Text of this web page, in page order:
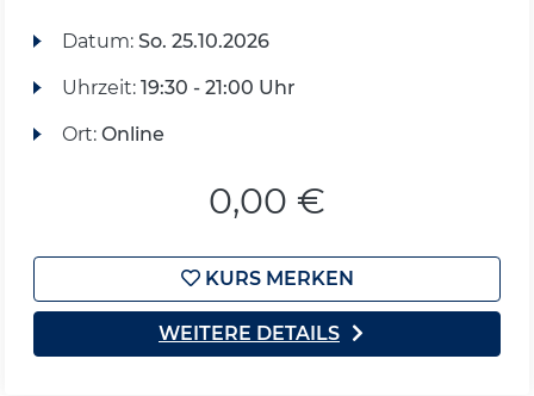
Datum: So. 25.10.2026
Uhrzeit: 19:30 - 21:00 Uhr
Ort: Online
0,00 €
KURS MERKEN
WEITERE DETAILS